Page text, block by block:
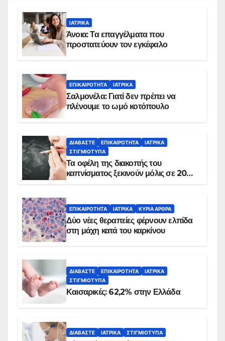
ΙΑΤΡΙΚΆ
Άνοια: Τα επαγγέλματα που
προστατεύουν τον εγκέφαλο
ΕΠΙΚΑΙΡΌΤΗΤΑ ΙΑΤΡΙΚΆ
Σαλμονέλα: Γιατί δεν πρέπει να
πλένουμε το ωμό κοτόπουλο
ΔΙΑΒΆΣΤΕ ΕΠΙΚΑΙΡΌΤΗΤΑ
ΙΑΤΡΙΚΆ
ΣΤΙΓΜΙΌΤΥΠΑ
Τα οφέλη της διακοπής του
καπνίσματος ξεκινούν μόλις σε 20
ΕΠΙΚΑΙΡΌΤΗΤΑ ΙΑΤΡΙΚΆ ΚΥΡΙΑ ΑΡΘΡΑ
Δύο νέες θεραπείες φέρνουν ελπίδα
στη μάχη κατά του καρκίνου
ΔΙΑΒΆΣΤΕ ΕΠΙΚΑΙΡΌΤΗΤΑ
ΙΑΤΡΙΚΆ
ΣΤΙΓΜΙΌΤΥΠΑ
Καισαρικές: 62,2% στην Ελλάδα
ΔΙΑΒΆΣΤΕ ΙΑΤΡΙΚΆ ΣΤΙΓΜΙΌΤΥΠΑ